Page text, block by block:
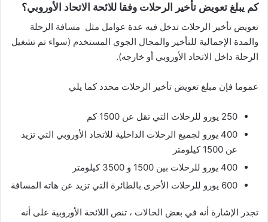
كم يبلغ تعويض تأخير الرحلات وفقا للائحة الاتحاد الأوروبي؟
تعويض تأخير الرحلات تدخل فيه عدة عوامل مثل مسافة الرحلة
والمدة الإجمالية للتأخير والمجال الجوي المستخدم (سواء تم تشغيل
الرحلة داخل الاتحاد الأوروبي أو خارجه).
عموما فإن مبلغ تعويض تأخير الرحلات محدد كما يلي
250 يورو للرحلات التي تقل عن 1500 كم
400 يورو لجميع الرحلات الداخلية للاتحاد الأوروبي التي تزيد
عن 1500 كيلومتر
400 يورو للرحلات بين 1500 و 3500 كيلومتر
600 يورو للرحلات الأخرى بالطائرة التي تزيد عن هاته المسافة
تجدر الإشارة أنه في بعض الحالات ، تنص اللائحة الأوروبية على أنه